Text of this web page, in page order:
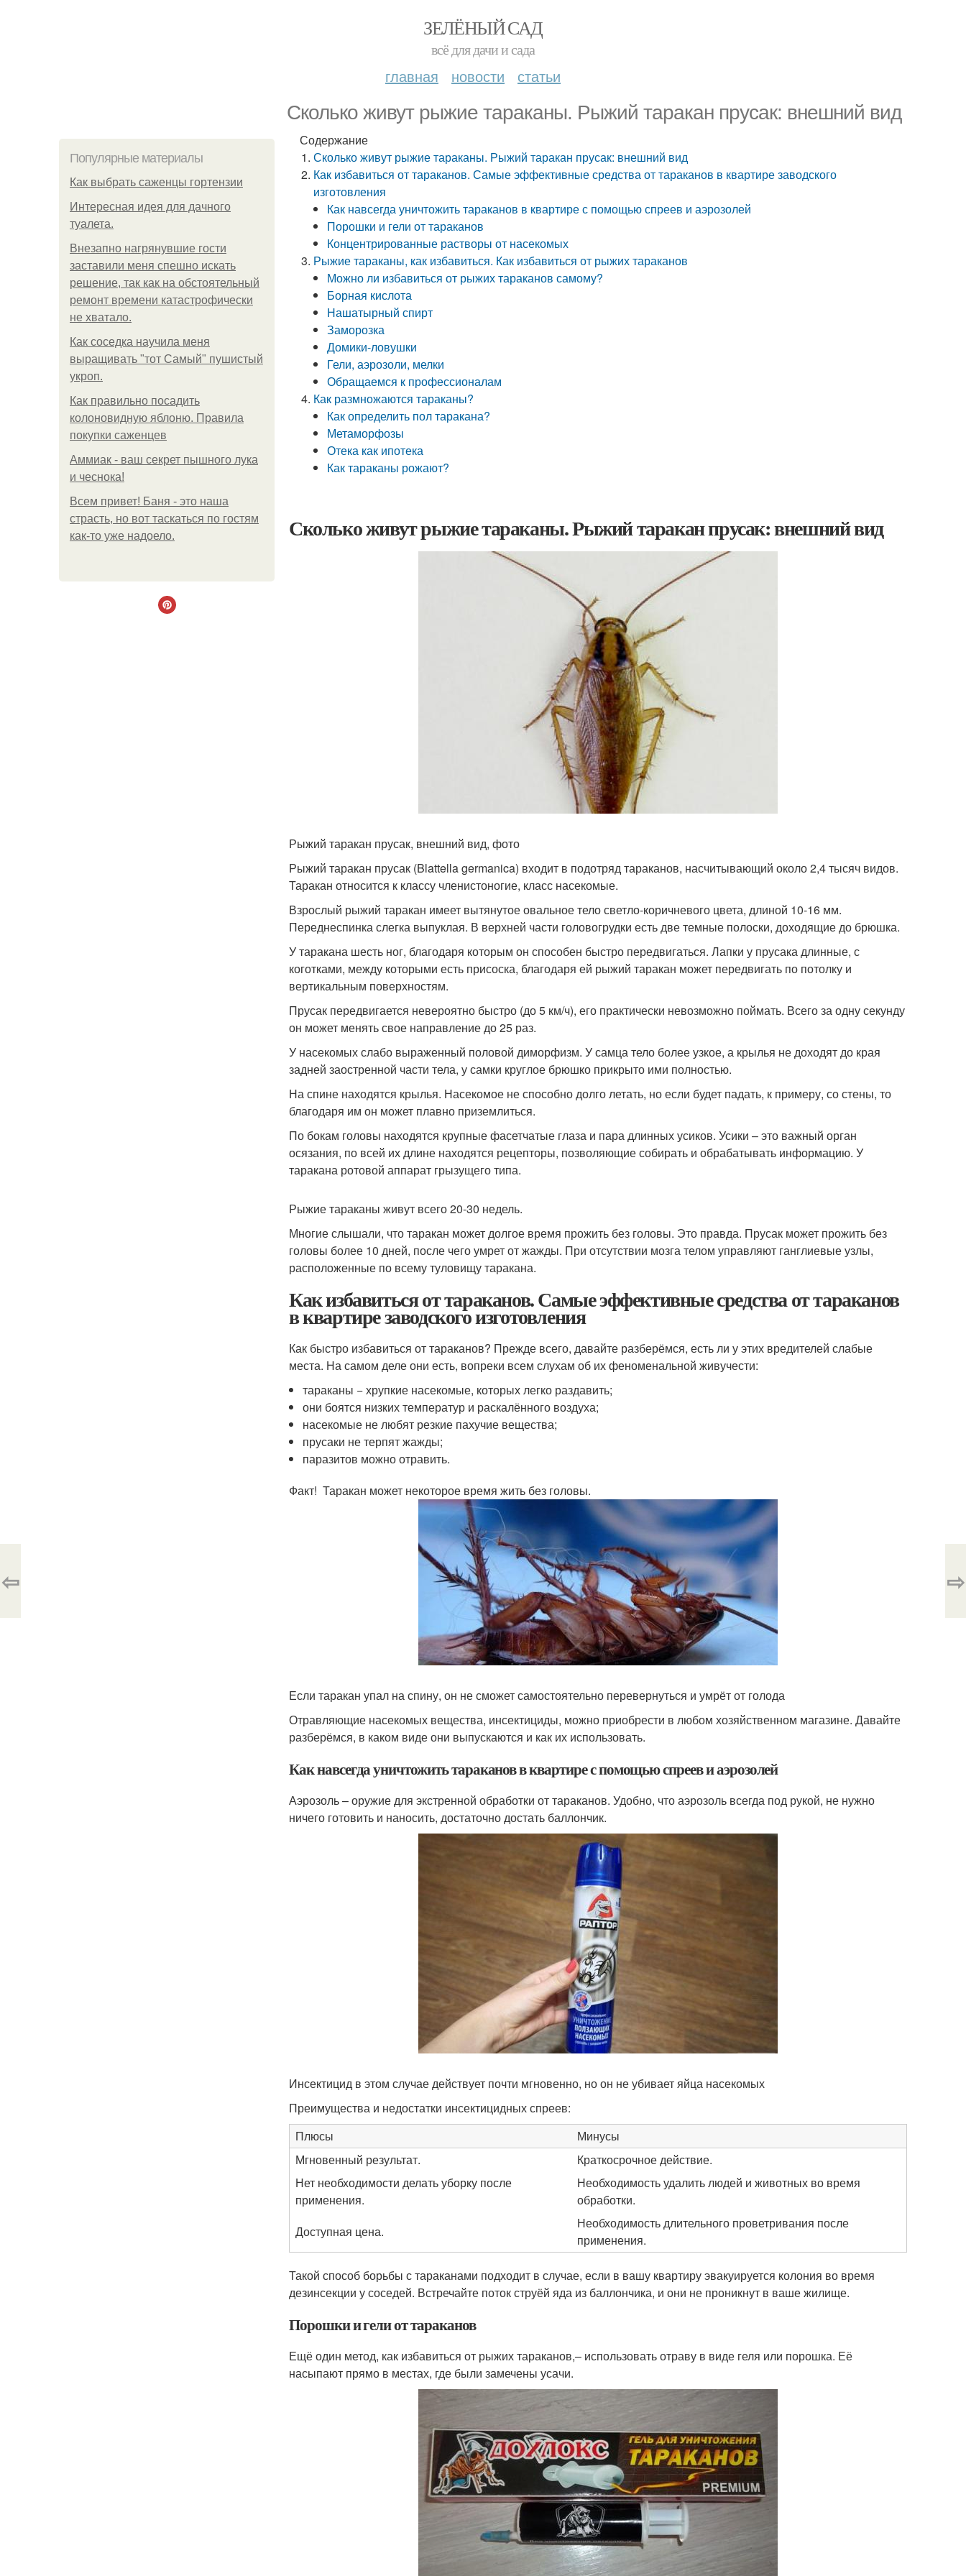
ЗЕЛЁНЫЙ САД
всё для дачи и сада
главная новости статьи
Сколько живут рыжие тараканы. Рыжий таракан прусак: внешний вид
Популярные материалы
Как выбрать саженцы гортензии
Интересная идея для дачного
туалета.
Внезапно нагрянувшие гости
заставили меня спешно искать
решение, так как на обстоятельный
ремонт времени катастрофически
не хватало.
Как соседка научила меня
выращивать "тот Самый" пушистый
укроп.
Как правильно посадить
колоновидную яблоню. Правила
покупки саженцев
Аммиак - ваш секрет пышного лука
и чеснока!
Всем привет! Баня - это наша
страсть, но вот таскаться по гостям
как-то уже надоело.
Содержание
Сколько живут рыжие тараканы. Рыжий таракан прусак: внешний вид
Как избавиться от тараканов. Самые эффективные средства от тараканов в квартире заводского
изготовления
Как навсегда уничтожить тараканов в квартире с помощью спреев и аэрозолей
Порошки и гели от тараканов
Концентрированные растворы от насекомых
Рыжие тараканы, как избавиться. Как избавиться от рыжих тараканов
Можно ли избавиться от рыжих тараканов самому?
Борная кислота
Нашатырный спирт
Заморозка
Домики-ловушки
Гели, аэрозоли, мелки
Обращаемся к профессионалам
Как размножаются тараканы?
Как определить пол таракана?
Метаморфозы
Отека как ипотека
Как тараканы рожают?
Сколько живут рыжие тараканы. Рыжий таракан прусак: внешний вид
Рыжий таракан прусак, внешний вид, фото
Рыжий таракан прусак (Blattella germanica) входит в подотряд тараканов, насчитывающий около 2,4 тысяч видов.
Таракан относится к классу членистоногие, класс насекомые.
Взрослый рыжий таракан имеет вытянутое овальное тело светло-коричневого цвета, длиной 10-16 мм.
Переднеспинка слегка выпуклая. В верхней части головогрудки есть две темные полоски, доходящие до брюшка.
У таракана шесть ног, благодаря которым он способен быстро передвигаться. Лапки у прусака длинные, с
коготками, между которыми есть присоска, благодаря ей рыжий таракан может передвигать по потолку и
вертикальным поверхностям.
Прусак передвигается невероятно быстро (до 5 км/ч), его практически невозможно поймать. Всего за одну секунду
он может менять свое направление до 25 раз.
У насекомых слабо выраженный половой диморфизм. У самца тело более узкое, а крылья не доходят до края
задней заостренной части тела, у самки круглое брюшко прикрыто ими полностью.
На спине находятся крылья. Насекомое не способно долго летать, но если будет падать, к примеру, со стены, то
благодаря им он может плавно приземлиться.
По бокам головы находятся крупные фасетчатые глаза и пара длинных усиков. Усики – это важный орган
осязания, по всей их длине находятся рецепторы, позволяющие собирать и обрабатывать информацию. У
таракана ротовой аппарат грызущего типа.
Рыжие тараканы живут всего 20-30 недель.
Многие слышали, что таракан может долгое время прожить без головы. Это правда. Прусак может прожить без
головы более 10 дней, после чего умрет от жажды. При отсутствии мозга телом управляют ганглиевые узлы,
расположенные по всему туловищу таракана.
Как избавиться от тараканов. Самые эффективные средства от тараканов
в квартире заводского изготовления
Как быстро избавиться от тараканов? Прежде всего, давайте разберёмся, есть ли у этих вредителей слабые
места. На самом деле они есть, вопреки всем слухам об их феноменальной живучести:
тараканы − хрупкие насекомые, которых легко раздавить;
они боятся низких температур и раскалённого воздуха;
насекомые не любят резкие пахучие вещества;
прусаки не терпят жажды;
паразитов можно отравить.
Факт! Таракан может некоторое время жить без головы.
Если таракан упал на спину, он не сможет самостоятельно перевернуться и умрёт от голода
Отравляющие насекомых вещества, инсектициды, можно приобрести в любом хозяйственном магазине. Давайте
разберёмся, в каком виде они выпускаются и как их использовать.
Как навсегда уничтожить тараканов в квартире с помощью спреев и аэрозолей
Аэрозоль – оружие для экстренной обработки от тараканов. Удобно, что аэрозоль всегда под рукой, не нужно
ничего готовить и наносить, достаточно достать баллончик.
Инсектицид в этом случае действует почти мгновенно, но он не убивает яйца насекомых
Преимущества и недостатки инсектицидных спреев:
Плюсы
Минусы
Мгновенный результат.
Краткосрочное действие.
Нет необходимости делать уборку после
применения.
Необходимость удалить людей и животных во время
обработки.
Доступная цена.
Необходимость длительного проветривания после
применения.
Такой способ борьбы с тараканами подходит в случае, если в вашу квартиру эвакуируется колония во время
дезинсекции у соседей. Встречайте поток струёй яда из баллончика, и они не проникнут в ваше жилище.
Порошки и гели от тараканов
Ещё один метод, как избавиться от рыжих тараканов,– использовать отраву в виде геля или порошка. Её
насыпают прямо в местах, где были замечены усачи.
⇦ ⇨